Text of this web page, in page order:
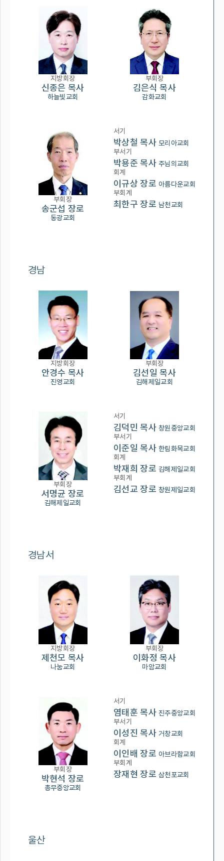
지방회장
신종은 목사
하늘빛교회
부회장
김은식 목사
감화교회
부회장
송군섭 장로
동광교회
서기
박상철 목사 모리아교회
부서기
박용준 목사 주님의교회
회계
이규상 장로 아름다운교회
부회계
최한구 장로 남천교회
경남
지방회장
안경수 목사
진영교회
부회장
김선일 목사
김해제일교회
부회장
서명균 장로
김해제일교회
서기
김덕민 목사 창원중앙교회
부서기
이준일 목사 한림화목교회
회계
박재희 장로 김해제일교회
부회계
김선교 장로 창원제일교회
경남서
지방회장
제천모 목사
나눔교회
부회장
이화정 목사
마암교회
부회장
박현석 장로
총무중앙교회
서기
염태훈 목사 진주중앙교회
부서기
이성진 목사 거창교회
회계
이인배 장로 아브라함교회
부회계
장재현 장로 삼천포교회
울산